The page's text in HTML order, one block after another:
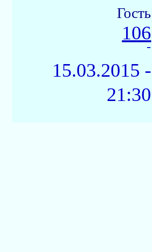
Гость
106
-
15.03.2015 -
21:30